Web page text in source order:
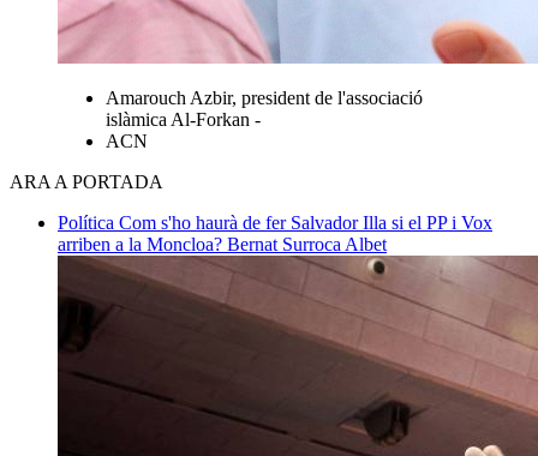
Amarouch Azbir, president de l'associació
islàmica Al-Forkan -
ACN
ARA A PORTADA
Política Com s'ho haurà de fer Salvador Illa si el PP i Vox
arriben a la Moncloa? Bernat Surroca Albet